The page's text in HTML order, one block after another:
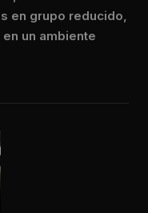
en grupo reducido,
un ambiente